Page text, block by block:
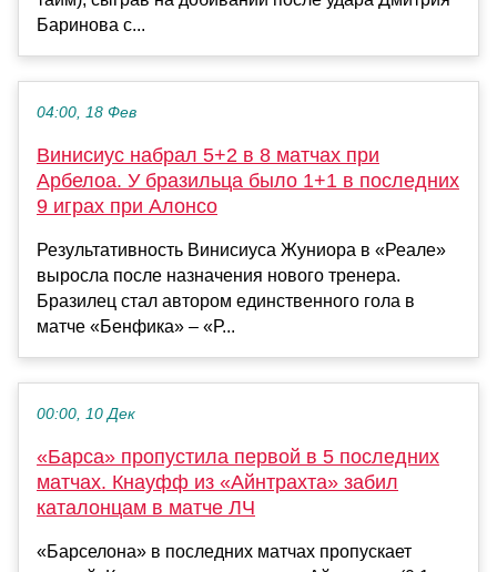
Баринова с...
04:00, 18 Фев
Винисиус набрал 5+2 в 8 матчах при
Арбелоа. У бразильца было 1+1 в последних
9 играх при Алонсо
Результативность Винисиуса Жуниора в «Реале»
выросла после назначения нового тренера.
Бразилец стал автором единственного гола в
матче «Бенфика» – «Р...
00:00, 10 Дек
«Барса» пропустила первой в 5 последних
матчах. Кнауфф из «Айнтрахта» забил
каталонцам в матче ЛЧ
«Барселона» в последних матчах пропускает